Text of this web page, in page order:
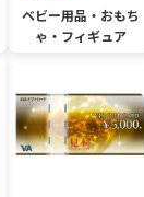
ベビー用品・おもち
ゃ・フィギュア